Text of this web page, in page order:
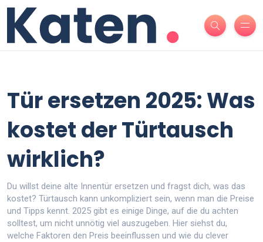
Tür ersetzen 2025: Was
kostet der Türtausch
wirklich?
Du willst deine alte Innentür ersetzen und fragst dich, was das
kostet? Türtausch kann unkompliziert sein, wenn man die Preise
und Tipps kennt. 2025 gibt es einige Dinge, auf die du achten
solltest, um nicht unnötig viel auszugeben. Hier siehst du,
welche Faktoren den Preis beeinflussen und wie du clever